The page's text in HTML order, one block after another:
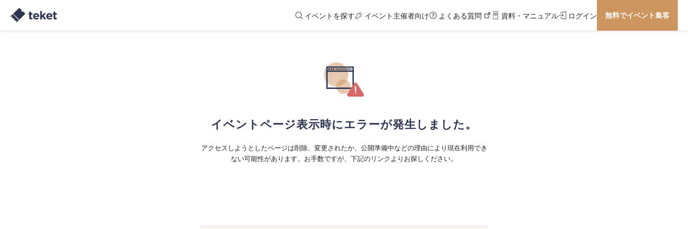
イベントを探す イベント主催者向け よくある質問 資料・マニュアル ログイン 無料でイベント集客
イベントページ表示時にエラーが発生しました。
アクセスしようとしたページは削除、変更されたか、公開準備中などの理由により現在利用でき
ない可能性があります。お手数ですが、下記のリンクよりお探しください。